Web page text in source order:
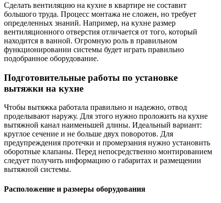
Сделать вентиляцию на кухне в квартире не составит
большого труда. Процесс монтажа не сложен, но требует
определенных знаний. Например, на кухне размер
вентиляционного отверстия отличается от того, который
находится в ванной. Огромную роль в правильном
функционировании системы будет играть правильно
подобранное оборудование.
Подготовительные работы по установке
вытяжки на кухне
Чтобы вытяжка работала правильно и надежно, отвод
проделывают наружу. Для этого нужно проложить на кухне
вытяжной канал наименьшей длины. Идеальный вариант:
круглое сечение и не больше двух поворотов. Для
предупреждения протечки и промерзания нужно установить
оборотные клапаны. Перед непосредственно монтированием
следует получить информацию о габаритах и размещении
вытяжной системы.
Расположение и размеры оборудования